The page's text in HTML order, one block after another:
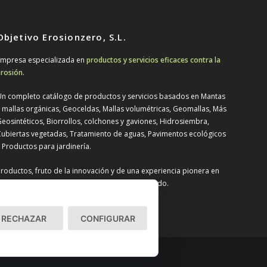
Erosionzero, S.L.
especializada en productos y servicios eficaces contra la
.
completo catálogo de productos y servicios basados en Mantas
mallas orgánicas, Geoceldas, Mallas volumétricas, Geomallas, Más
Biorrollos, colchones y gaviones, Hidrosiembra,
vegetadas, Tratamiento de aguas, Pavimentos ecológicos
Productos para jardinería.
fruto de la innovación y de una experiencia pionera en
y un asesoramiento técnico personalizado.
RECHAZAR CONFIGURAR